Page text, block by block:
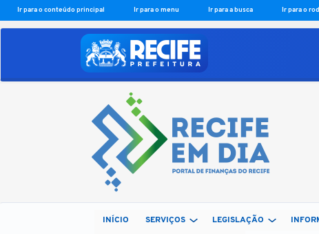
Ir para o conteúdo principal Ir para o menu Ir para a busca Ir para o
INÍCIO SERVIÇOS LEGISLAÇÃO